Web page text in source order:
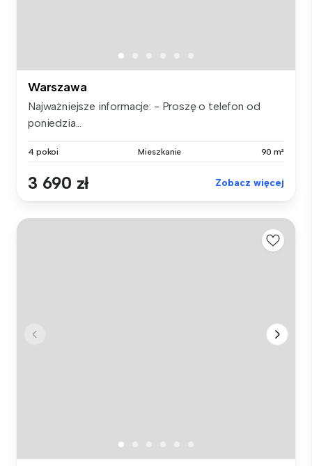
Warszawa
Najważniejsze informacje: - Proszę o telefon od
poniedzia...
4 pokoi Mieszkanie 90 m²
3 690 zł Zobacz więcej